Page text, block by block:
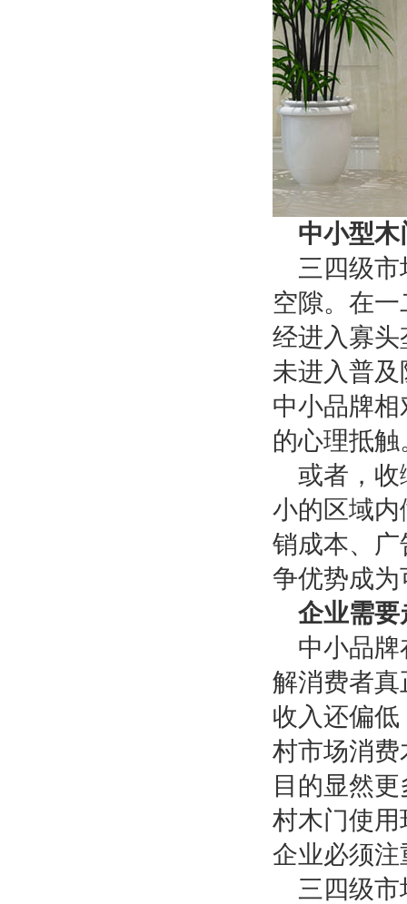
中小型
三四级
空隙。在
经进入寡
未进入普
中小品牌
的心理抵触
或者，收
小的区域
销成本、
争优势成为
企业需要
中小品
解消费者
收入还偏
村市场消
目的显然
村木门使
企业必须
三四级